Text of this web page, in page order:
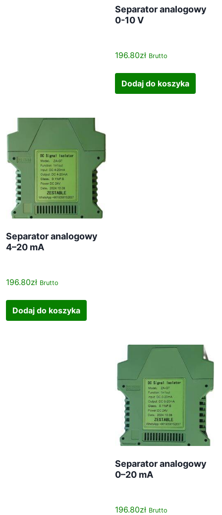
Separator analogowy
0-10 V
196.80zł Brutto
Dodaj do koszyka
Separator analogowy
4–20 mA
196.80zł Brutto
Dodaj do koszyka
Separator analogowy
0–20 mA
196.80zł Brutto